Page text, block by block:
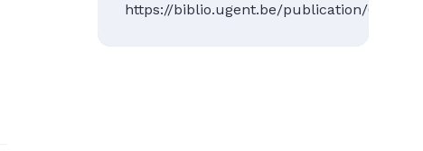
https://biblio.ugent.be/publication/